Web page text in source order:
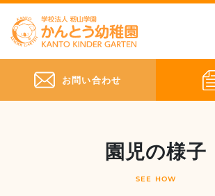
お問い合わせ
園児の様子
SEE HOW